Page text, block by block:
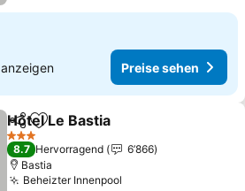
anzeigen Preise sehen
TeilenZu Favoriten hinzufügen
Hôtel Le Bastia
3 Sterne
8.7 Hervorragend
6’866
Bastia
Beheizter Innenpool